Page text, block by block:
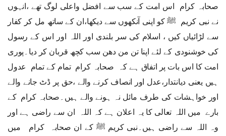
صحابہ کرام اس امت کے سب سے افضل واعلی لوگ تھے ،انہوں
نے نبی کریم ﷺ کو اپنی آنکھوں سے دیکھا،ان کے ساتھ مل کر کفار
سے لڑائیاں کیں ، اسلام کی سر بلندی اور اللہ اور اس کے رسول
کی خوشنودی کے لئے اپنا تن من دھن سب کچھ قربان کر دیا۔پوری
امت کا اس بات پر اتفاق ہے کہ صحابہ کرام تمام کے تمام عدول
ہیں یعنی دیانتدار،عدل اور انصاف کرنے والے ،حق پر ڈٹ جانے والے
اور خواہشات کی طرف مائل نہ ہونے والے ہیں۔صحابہ کرام کے
بارے میں اللہ تعالی کا یہ اعلان ہے کہ اللہ ان سے راضی ہے اور
وہ اللہ سے راضی ہیں۔نبی کریم ﷺ کے ان صحابہ کرام میں